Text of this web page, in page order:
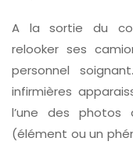
A la sortie du
relooker ses
personnel
infirmières
l’une des
(élément ou un